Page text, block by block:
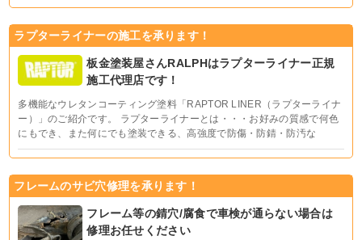
ラプターライナーの施工を承ります！
板金塗装屋さんRALPHはラプターライナー正規
施工代理店です！
多機能なウレタンコーティング塗料「RAPTOR LINER（ラプターライナ
ー）」のご紹介です。 ラプターライナーとは・・・お好みの質感で何色
にもでき、また何にでも塗装できる、高強度で防傷・防錆・防汚な
フレームのサビ穴修理を承ります！
フレーム等の錆穴/腐食で車検が通らない場合は
修理お任せください